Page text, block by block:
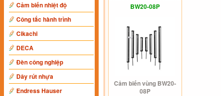
Cảm biến nhiệt độ
Công tắc hành trình
Cikachi
DECA
Đèn công nghiệp
Dây rút nhựa
Endress Hauser
BW20-08P
Cảm biến vùng BW20-
08P